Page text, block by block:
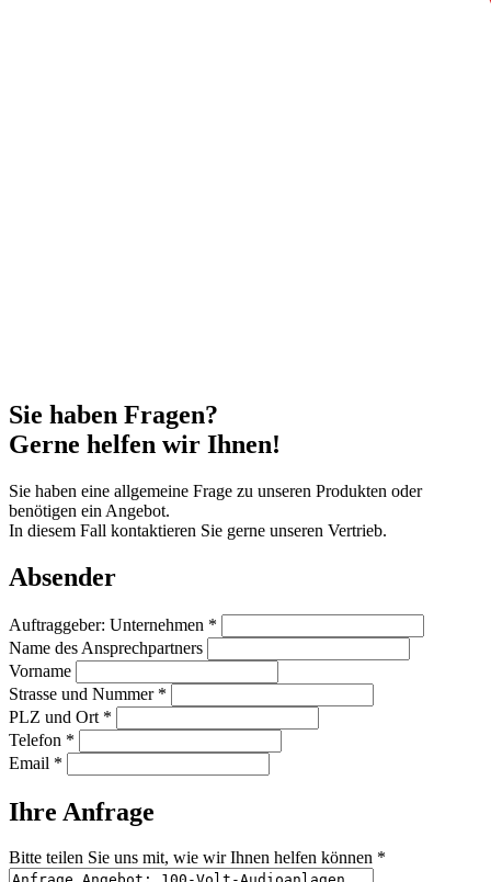
Sie haben Fragen?
Gerne helfen wir Ihnen!
Sie haben eine allgemeine Frage zu unseren Produkten oder
benötigen ein Angebot.
In diesem Fall kontaktieren Sie gerne unseren Vertrieb.
Absender
Auftraggeber: Unternehmen *
Name des Ansprechpartners
Vorname
Strasse und Nummer *
PLZ und Ort *
Telefon *
Email *
Ihre Anfrage
Bitte teilen Sie uns mit, wie wir Ihnen helfen können *